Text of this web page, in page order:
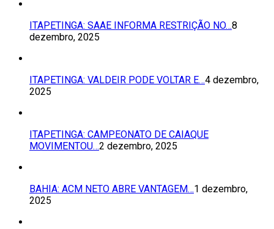
ITAPETINGA: SAAE INFORMA RESTRIÇÃO NO…8
dezembro, 2025
ITAPETINGA: VALDEIR PODE VOLTAR E…4 dezembro,
2025
ITAPETINGA: CAMPEONATO DE CAIAQUE
MOVIMENTOU…2 dezembro, 2025
BAHIA: ACM NETO ABRE VANTAGEM…1 dezembro,
2025